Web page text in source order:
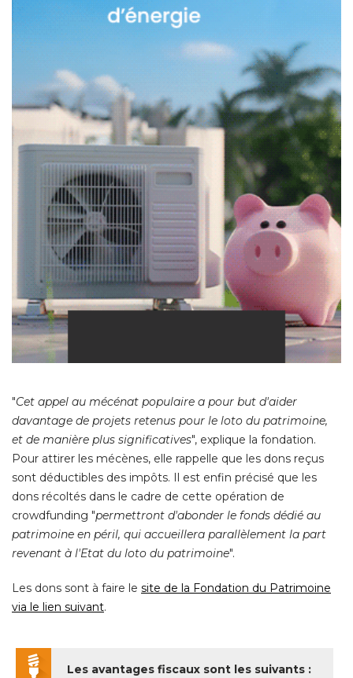
"Cet appel au mécénat populaire a pour but d'aider
davantage de projets retenus pour le loto du patrimoine,
et de manière plus significatives", explique la fondation.
Pour attirer les mécènes, elle rappelle que les dons reçus
sont déductibles des impôts. Il est enfin précisé que les
dons récoltés dans le cadre de cette opération de
crowdfunding "permettront d'abonder le fonds dédié au
patrimoine en péril, qui accueillera parallèlement la part
revenant à l'Etat du loto du patrimoine".
Les dons sont à faire le site de la Fondation du Patrimoine
via le lien suivant.
Les avantages fiscaux sont les suivants :